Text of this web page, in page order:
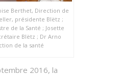
Berthet, Direction de
présidente Blëtz ;
de la Santé ; Josette
Blëtz ; Dr Arno
de la santé
2016, la